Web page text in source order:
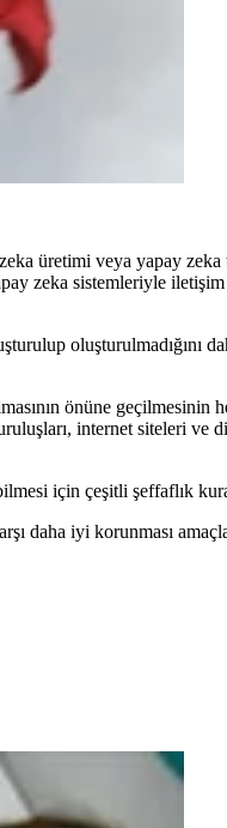
üretimi veya yapay
zeka sistemleriyle
oluşturulmadığını
önüne geçilmesinin
internet siteleri ve
için çeşitli şeffaflık
daha iyi korunması